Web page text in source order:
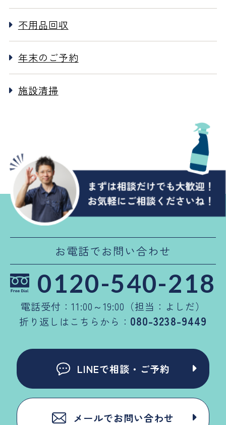
不用品回収
年末のご予約
施設清掃
お電話でお問い合わせ
0120-540-218
電話受付：11:00～19:00（担当：よしだ）
折り返しはこちらから： 080-3238-9449
LINEで相談・ご予約
メールでお問い合わせ